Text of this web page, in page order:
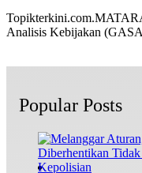
Analisis Kebijakan
Popular Posts